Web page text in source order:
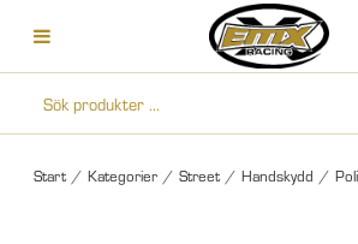
Start / Kategorier / Street / Handskydd /